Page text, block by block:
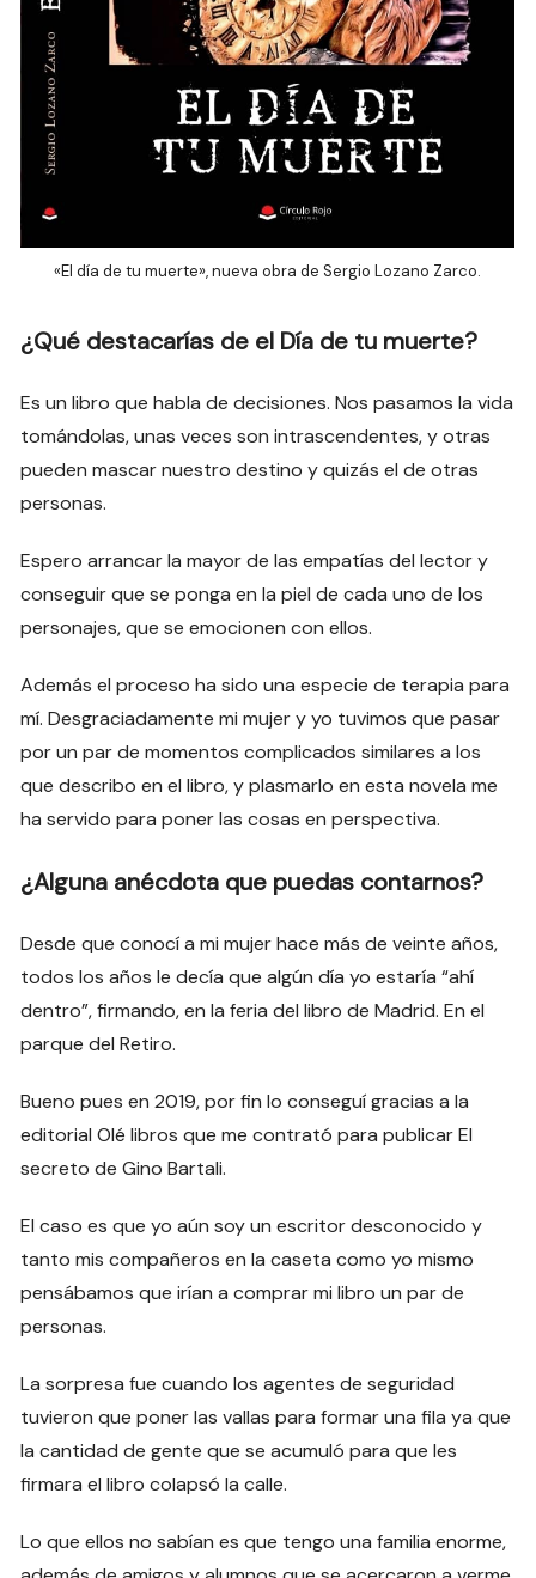
«El día de tu muerte», nueva obra de Sergio Lozano Zarco.
¿Qué destacarías de el Día de tu muerte?
Es un libro que habla de decisiones. Nos pasamos la vida
tomándolas, unas veces son intrascendentes, y otras
pueden mascar nuestro destino y quizás el de otras
personas.
Espero arrancar la mayor de las empatías del lector y
conseguir que se ponga en la piel de cada uno de los
personajes, que se emocionen con ellos.
Además el proceso ha sido una especie de terapia para
mí. Desgraciadamente mi mujer y yo tuvimos que pasar
por un par de momentos complicados similares a los
que describo en el libro, y plasmarlo en esta novela me
ha servido para poner las cosas en perspectiva.
¿Alguna anécdota que puedas contarnos?
Desde que conocí a mi mujer hace más de veinte años,
todos los años le decía que algún día yo estaría “ahí
dentro”, firmando, en la feria del libro de Madrid. En el
parque del Retiro.
Bueno pues en 2019, por fin lo conseguí gracias a la
editorial Olé libros que me contrató para publicar El
secreto de Gino Bartali.
El caso es que yo aún soy un escritor desconocido y
tanto mis compañeros en la caseta como yo mismo
pensábamos que irían a comprar mi libro un par de
personas.
La sorpresa fue cuando los agentes de seguridad
tuvieron que poner las vallas para formar una fila ya que
la cantidad de gente que se acumuló para que les
firmara el libro colapsó la calle.
Lo que ellos no sabían es que tengo una familia enorme,